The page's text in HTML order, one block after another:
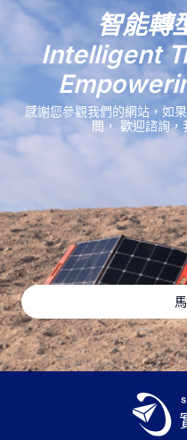
智能轉
Intelligent
感謝您參觀我們的網站，如
問， 歡迎諮詢，